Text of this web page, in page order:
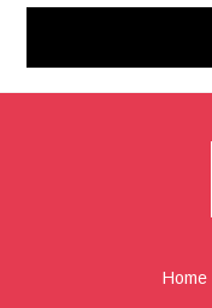
Home